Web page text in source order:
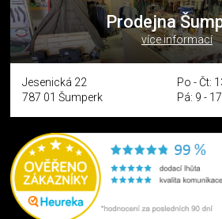
Prodejna
více informací
Jesenická 22
787 01 Šumperk
Po - Čt:
Pá: 9 -